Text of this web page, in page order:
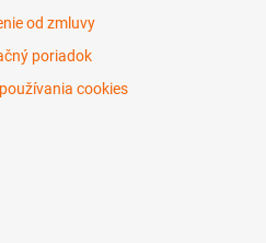
od zmluvy
poriadok
cookies